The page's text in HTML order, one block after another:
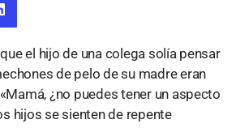
el hijo de una colega solía pensar
de pelo de su madre eran
¿no puedes tener un aspecto
hijos se sienten de repente